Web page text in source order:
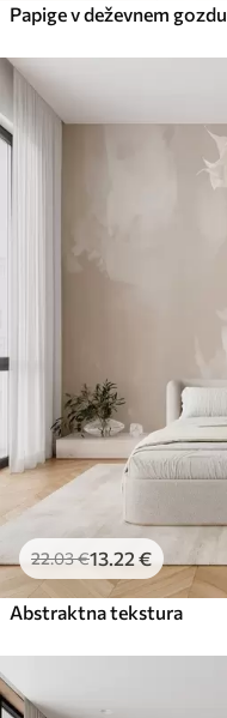
Papige v deževnem gozdu
22.03€13 .22 €
Abstraktna tekstura